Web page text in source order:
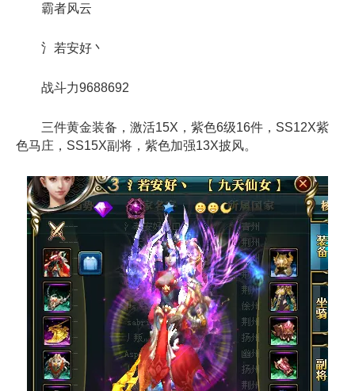
霸者风云
氵若安好丶
战斗力9688692
三件黄金装备，激活15X，紫色6级16件，SS12X紫
色马庄，SS15X副将，紫色加强13X披风。